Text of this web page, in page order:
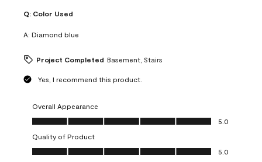
Q: Color Used
A: Diamond blue
Project Completed Basement, Stairs
Yes, I recommend this product.
Overall Appearance
Overall Appearance, 5.0 out of 5
5.0
Quality of Product
Quality of Product, 5.0 out of 5
5.0